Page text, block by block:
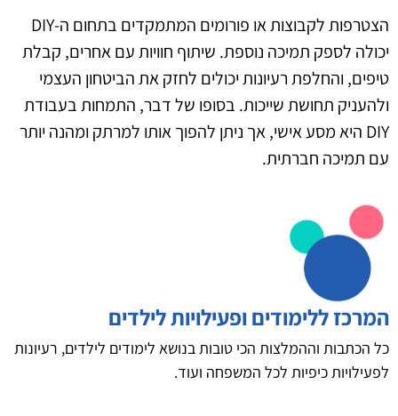
הצטרפות לקבוצות או פורומים המתמקדים בתחום ה-DIY
יכולה לספק תמיכה נוספת. שיתוף חוויות עם אחרים, קבלת
טיפים, והחלפת רעיונות יכולים לחזק את הביטחון העצמי
ולהעניק תחושת שייכות. בסופו של דבר, התמחות בעבודת
DIY היא מסע אישי, אך ניתן להפוך אותו למרתק ומהנה יותר
עם תמיכה חברתית.
המרכז ללימודים ופעילויות לילדים
כל הכתבות וההמלצות הכי טובות בנושא לימודים לילדים, רעיונות
לפעילויות כיפיות לכל המשפחה ועוד.